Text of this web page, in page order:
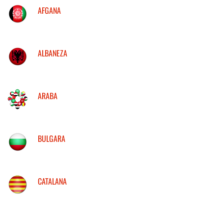
AFGANA
ALBANEZA
ARABA
BULGARA
CATALANA